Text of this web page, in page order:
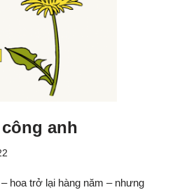
anh
hoa trở lại hàng năm – nhưng